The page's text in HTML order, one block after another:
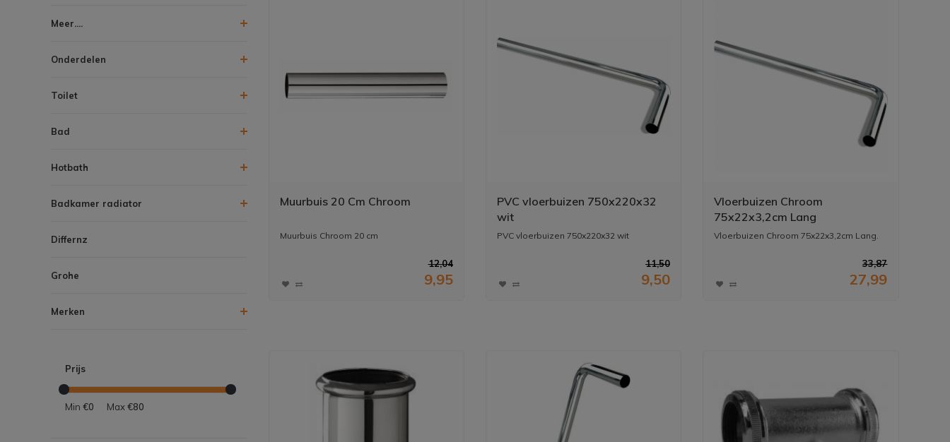
Meer....
Onderdelen
Toilet
Bad
Hotbath
Badkamer radiator
Differnz
Grohe
Merken
Prijs
Min €0 Max€80
Muurbuis 20 Cm Chroom
Muurbuis Chroom 20 cm
12,04
9,95
PVC vloerbuizen 750x220x32
wit
PVC vloerbuizen 750x220x32 wit
11,50
9,50
Vloerbuizen Chroom
75x22x3,2cm Lang
Vloerbuizen Chroom 75x22x3,2cm Lang.
33,87
27,99